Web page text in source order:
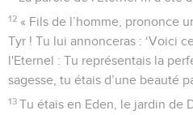
12 « Fils de l’homme, prononce
Tyr ! Tu lui annonceras : ‘Voici
l'Eternel : Tu représentais la
sagesse, tu étais d’une beauté
13 Tu étais en Eden, le jardin de